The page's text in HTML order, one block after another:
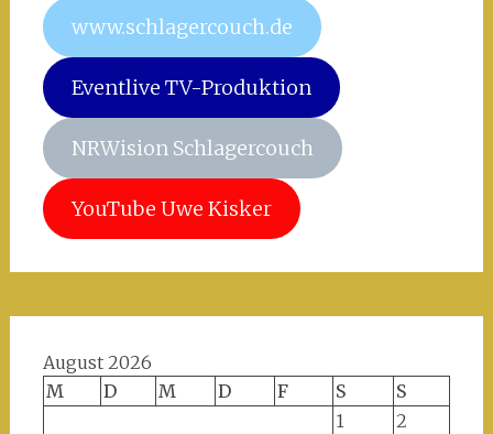
www.schlagercouch.de
Eventlive TV-Produktion
NRWision Schlagercouch
YouTube Uwe Kisker
August 2026
M
D M D F S
S
1
2